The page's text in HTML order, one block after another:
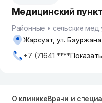
Медицинский
Районные
сельские
Жарсуат, ул.
+7 (71641 ****
О клиникеВрачи и